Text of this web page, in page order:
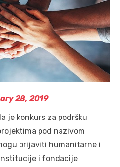
28, 2019
je konkurs za podršku
pod nazivom
prijaviti humanitarne i
i fondacije